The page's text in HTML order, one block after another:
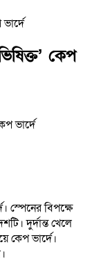
কেপ
স্পেনের বিপক্ষে
দুর্দান্ত খেলে
কেপ ভার্দে।